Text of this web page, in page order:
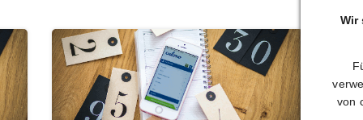
Wir
von